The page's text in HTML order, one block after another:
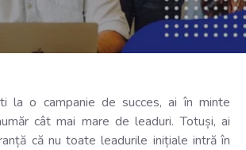
la o campanie de succes, ai în minte
cât mai mare de leaduri. Totuși, ai
că nu toate leadurile inițiale intră în